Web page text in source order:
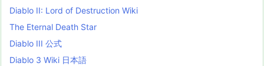
Diablo II: Lord of Destruction Wiki
The Eternal Death Star
Diablo III 公式
Diablo 3 Wiki 日本語